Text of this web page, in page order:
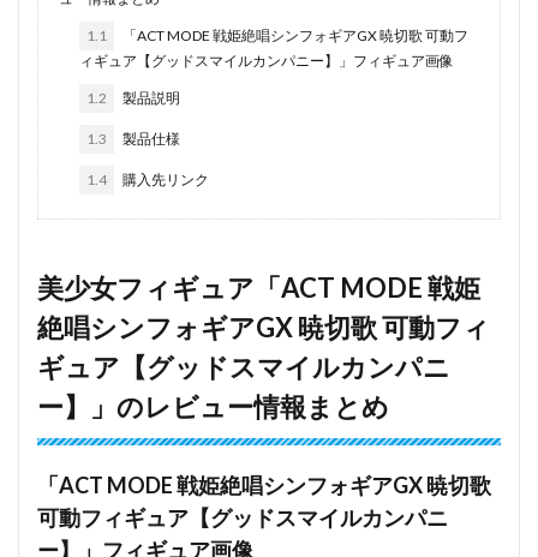
1.1
「ACT MODE 戦姫絶唱シンフォギアGX 暁切歌 可動フ
ィギュア【グッドスマイルカンパニー】」フィギュア画像
1.2 製品説明
1.3 製品仕様
1.4 購入先リンク
美少女フィギュア「ACT MODE 戦姫
絶唱シンフォギアGX 暁切歌 可動フィ
ギュア【グッドスマイルカンパニ
ー】」のレビュー情報まとめ
「ACT MODE 戦姫絶唱シンフォギアGX 暁切歌
可動フィギュア【グッドスマイルカンパニ
ー】」フィギュア画像